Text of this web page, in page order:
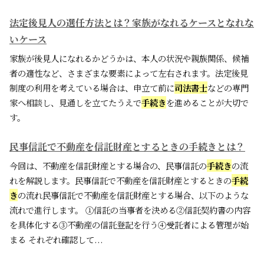
法定後見人の選任方法とは？家族がなれるケースとなれな
いケース
家族が後見人になれるかどうかは、本人の状況や親族関係、候補
者の適性など、さまざまな要素によって左右されます。法定後見
制度の利用を考えている場合は、申立て前に司法書士などの専門
家へ相談し、見通しを立てたうえで手続きを進めることが大切で
す。
民事信託で不動産を信託財産とするときの手続きとは？
今回は、不動産を信託財産とする場合の、民事信託の手続きの流
れを解説します。民事信託で不動産を信託財産とするときの手続
きの流れ民事信託で不動産を信託財産とする場合、以下のような
流れで進行します。 ①信託の当事者を決める②信託契約書の内容
を具体化する③不動産の信託登記を行う④受託者による管理が始
まる それぞれ確認して...